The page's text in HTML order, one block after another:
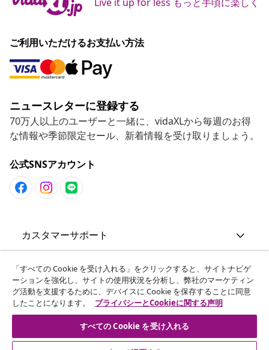
ご利用いただけるお支払い方法
ニュースレターに登録する
70万人以上のユーザーと一緒に、vidaXLから毎週のお得
な情報や季節限定セール、新着情報を受け取りましょう。
公式SNSアカウント
ビジネス・パートナーシップ
「すべての Cookie を受け入れる」をクリックすると、サイトナビゲ
ーションを強化し、サイトの使用状況を分析し、弊社のマーケティン
グ活動を支援するために、デバイスに Cookie を保存することに同意
したことになります。
プライバシーとCookieに関する声明
すべての Cookie を受け入れる